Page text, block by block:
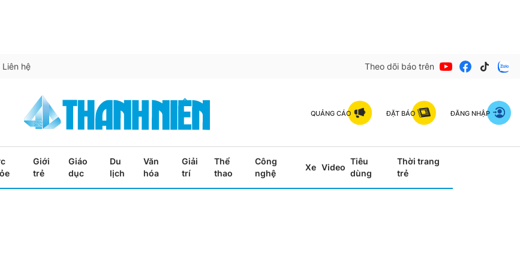
Liên hệ Theo dõi báo trên
QUẢNG CÁO ĐẶT BÁO ĐĂNG NHẬP
Giới
trẻ
Giáo
dục
Du
lịch
Văn
hóa
Giải
trí
Thể
thao
Công
nghệ
Xe Video
Tiêu
dùng
Thời trang
trẻ